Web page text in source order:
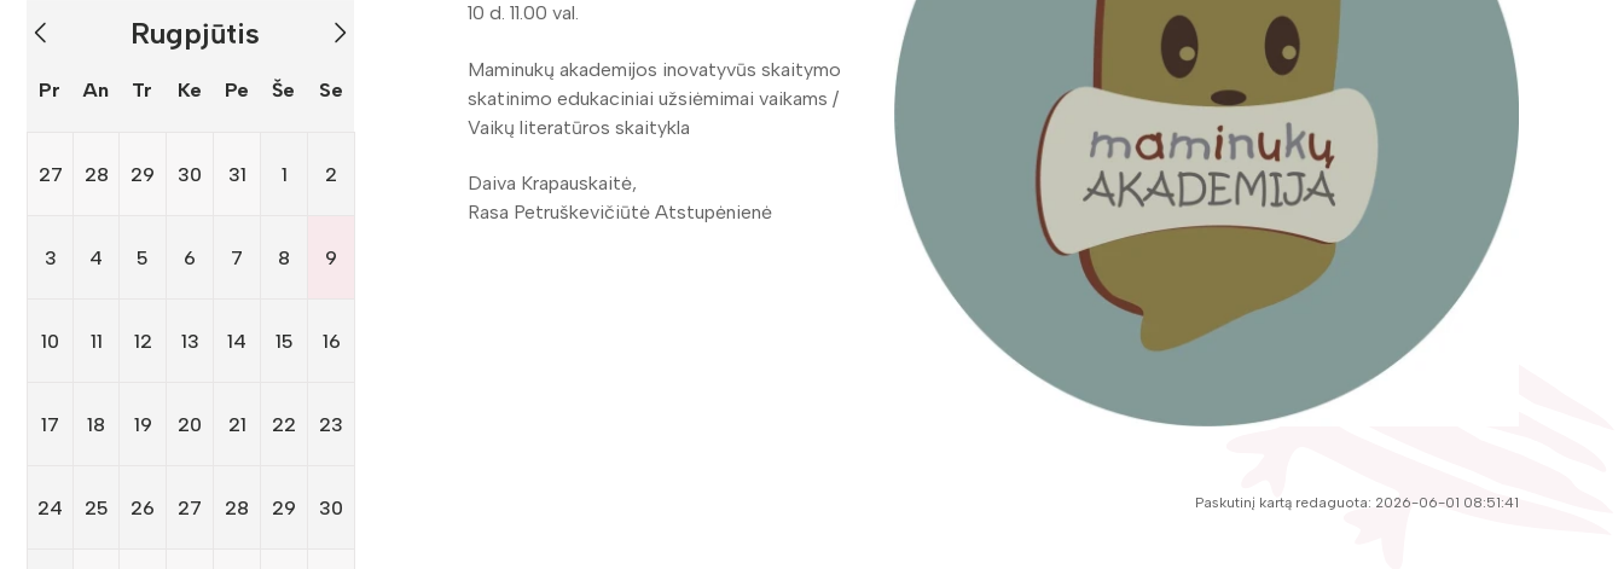
Rugpjūtis
Pr An Tr Ke Pe Še Se
27 28 29 30 31 1 2
3 4 5 6 7 8 9
10 11 12 13 14 15 16
17 18 19 20 21 22 23
24 25 26 27 28 29 30
10 d. 11.00 val.
Maminukų akademijos inovatyvūs skaitymo
skatinimo edukaciniai užsiėmimai vaikams /
Vaikų literatūros skaitykla
Daiva Krapauskaitė,
Rasa Petruškevičiūtė Atstupėnienė
Paskutinį kartą redaguota: 2026-06-01 08:51:41